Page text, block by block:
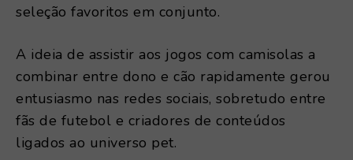
seleção favoritos em conjunto.
A ideia de assistir aos jogos com camisolas a
combinar entre dono e cão rapidamente gerou
entusiasmo nas redes sociais, sobretudo entre
fãs de futebol e criadores de conteúdos
ligados ao universo pet.